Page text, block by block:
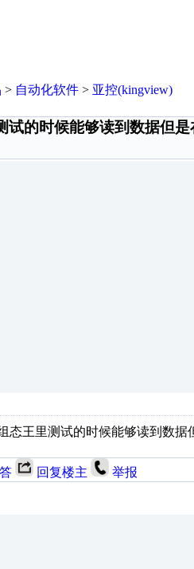
> 自动化软件 > 亚控(kingview)
试的时候能够读到数据但
态王里测试的时候能够读到数
回复楼主 举报